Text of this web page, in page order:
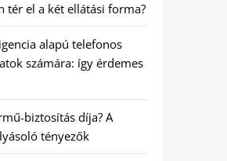
tér el a két ellátási forma?
alapú telefonos
számára: így érdemes
biztosítás díja? A
tényezők